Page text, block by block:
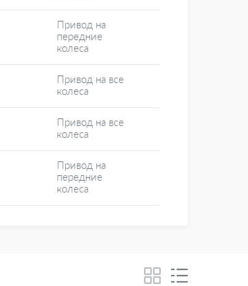
Привод на
передние
колеса
Привод на все
колеса
Привод на все
колеса
Привод на
передние
колеса